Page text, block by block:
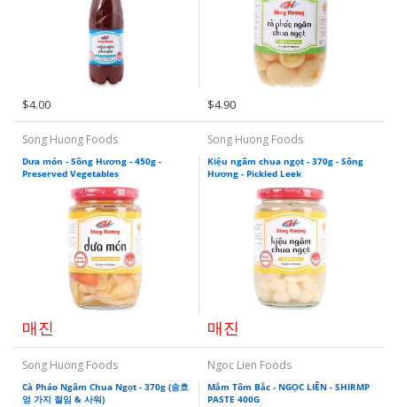
비에츠위스
$4.00 $4.90
Song Huong Foods
Dưa món - Sông Hương - 450g -
Preserved Vegetables
매진
Song Huong Foods
Kiệu ngâm chua ngọt - 370g - Sông
Hương - Pickled Leek
매진
Song Huong Foods
Cà Pháo Ngâm Chua Ngọt - 370g (송흐
엉 가지 절임 & 사워)
Ngoc Lien Foods
Mắm Tôm Bắc - NGỌC LIÊN - SHIRMP
PASTE 400G